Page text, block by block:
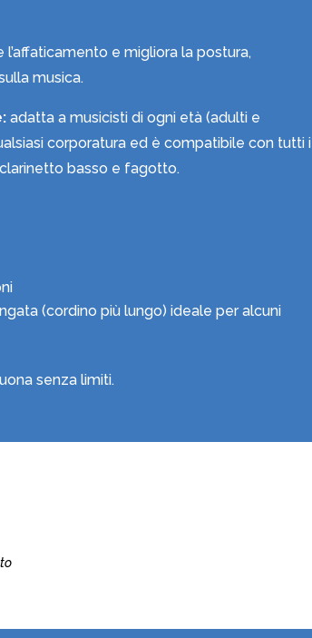
e migliora la postura,
musica.
adatta a musicisti di ogni età (adulti e
corporatura ed è compatibile con tutti i
basso e fagotto.
(cordino più lungo) ideale per alcuni
senza limiti.